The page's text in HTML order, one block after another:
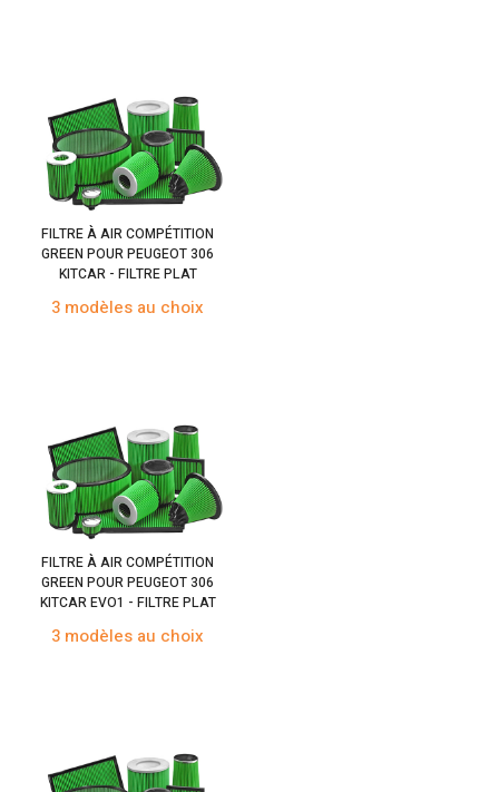
FILTRE À AIR COMPÉTITION
GREEN POUR PEUGEOT 306
KITCAR - FILTRE PLAT
3 modèles au choix
FILTRE À AIR COMPÉTITION
GREEN POUR PEUGEOT 306
KITCAR EVO1 - FILTRE PLAT
3 modèles au choix